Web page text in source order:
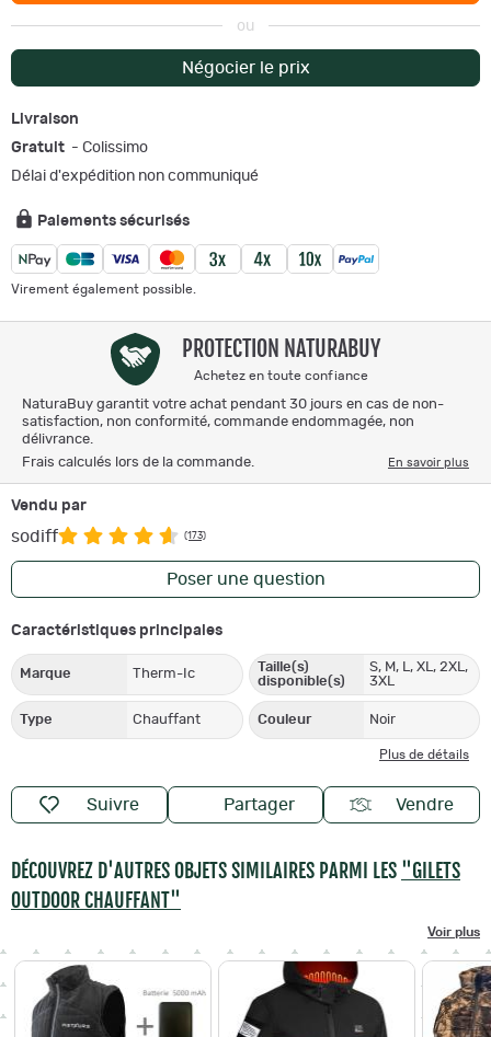
ou
Négocier le prix
Livraison
Gratuit - Colissimo
Délai d'expédition non communiqué
Paiements sécurisés
Virement également possible.
PROTECTION NATURABUY
Achetez en toute confiance
NaturaBuy garantit votre achat pendant 30 jours en cas de non-
satisfaction, non conformité, commande endommagée, non
délivrance.
Frais calculés lors de la commande.
En savoir plus
Vendu par
sodiff (173)
Poser une question
Caractéristiques principales
Marque Therm-Ic
Taille(s)
disponible(s)
S, M, L, XL, 2XL,
3XL
Type Chauffant Couleur Noir
Plus de détails
Suivre Partager Vendre
DÉCOUVREZ D'AUTRES OBJETS SIMILAIRES PARMI LES "GILETS
OUTDOOR CHAUFFANT"
Voir plus